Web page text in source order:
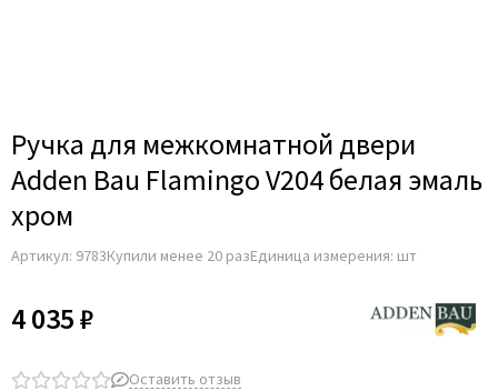
Aldeghi Luigi
Alvero
Archie
Armadillo
Aurum Doors
Bravo
Ручка для межкомнатной двери
Adden Bau Flamingo V204 белая эмаль
хром
Артикул: 9783Купили менее 20 разЕдиница измерения: шт
4 035 ₽
Оставить отзыв